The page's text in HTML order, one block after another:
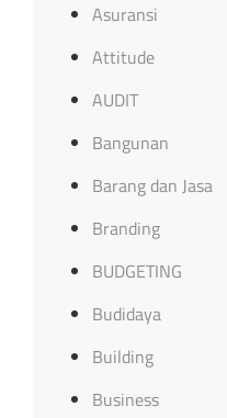
Asuransi
Attitude
AUDIT
Bangunan
Barang dan Jasa
Branding
BUDGETING
Budidaya
Building
Business